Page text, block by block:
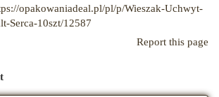
opakowaniadeal.pl/pl/p/Wieszak-Uchwyt-
Serca-10szt/12587
Report this page